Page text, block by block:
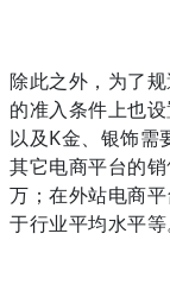
除此之外，为了
的准入条件上也
以及K金、银饰需
其它电商平台的
万；在外站电商
于行业平均水平等